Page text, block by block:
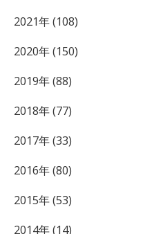
2021年 (108)
2020年 (150)
2019年 (88)
2018年 (77)
2017年 (33)
2016年 (80)
2015年 (53)
2014年 (14)